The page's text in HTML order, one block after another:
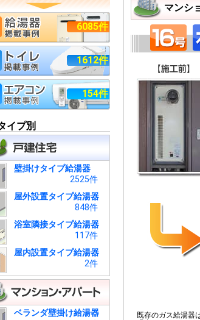
6085件
1612件
154件
イプ別
壁掛けタイプ給湯器
2525件
屋外設置タイプ給湯器
848件
浴室隣接タイプ給湯器
117件
屋内設置タイプ給湯器
2件
ベランダ壁掛け給湯器
マンシ
既存のガス給湯器